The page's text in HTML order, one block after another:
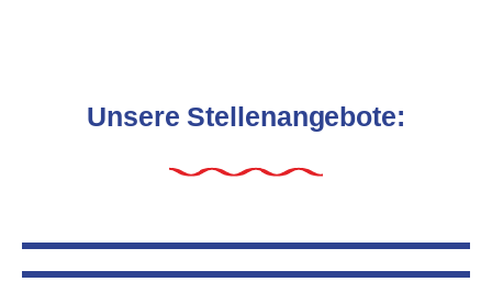
Unsere Stellenangebote: